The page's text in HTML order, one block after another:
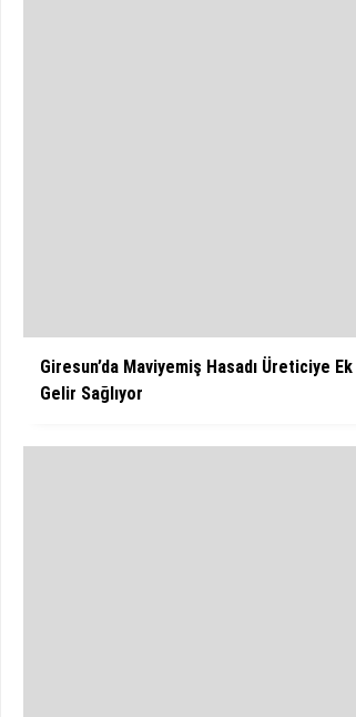
Giresun’da Maviyemiş Hasadı Üreticiye Ek
Gelir Sağlıyor